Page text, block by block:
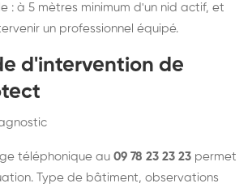
: à 5 mètres minimum d'un nid actif, et
un professionnel équipé.
d'intervention de
téléphonique au 09 78 23 23 23 permet
Type de bâtiment, observations